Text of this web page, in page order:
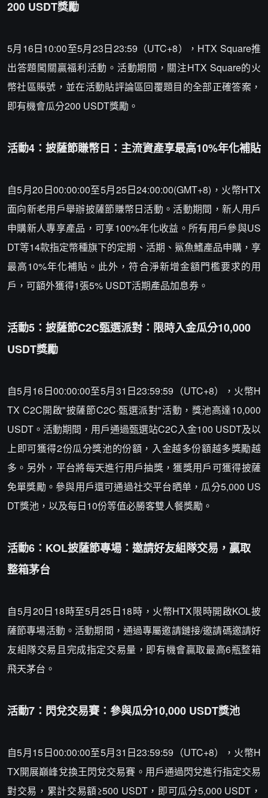
200 USDT獎勵
5月16日10:00至5月23日23:59（UTC+8），HTX Square推
出答題闖關贏福利活動。活動期間，關注HTX Square的火
幣社區賬號，並在活動貼評論區回覆題目的全部正確答案，
即有機會瓜分200 USDT獎勵。
活動4：披薩節賺幣日：主流資產享最高10%年化補貼
自5月20日00:00:00至5月25日24:00:00(GMT+8)，火幣HTX
面向新老用戶舉辦披薩節賺幣日活動。活動期間，新人用戶
申購新人專享產品，可享100%年化收益。所有用戶參與US
DT等14款指定幣種旗下的定期、活期、鯊魚鰭產品申購，享
最高10%年化補貼。此外，符合淨新增金額門檻要求的用
戶，可額外獲得1張5% USDT活期產品加息券。
活動5：披薩節C2C甄選派對：限時入金瓜分10,000
USDT獎勵
自5月16日00:00:00至5月31日23:59:59（UTC+8），火幣H
TX C2C開啟"披薩節C2C·甄選派對"活動，獎池高達10,000
USDT。活動期間，用戶通過甄選站C2C入金100 USDT及以
上即可獲得2份瓜分獎池的份額，入金越多份額越多獎勵越
多。另外，平台將每天進行用戶抽獎，獲獎用戶可獲得披薩
免單獎勵。參與用戶還可通過社交平台晒单，瓜分5,000 US
DT獎池，以及每日10份等值必勝客雙人餐獎勵。
活動6：KOL披薩節專場：邀請好友組隊交易，贏取
整箱茅台
自5月20日18時至5月25日18時，火幣HTX限時開啟KOL披
薩節專場活動。活動期間，通過專屬邀請鏈接/邀請碼邀請好
友組隊交易且完成指定交易量，即有機會贏取最高6瓶整箱
飛天茅台。
活動7：閃兌交易賽：參與瓜分10,000 USDT獎池
自5月15日00:00:00至5月31日23:59:59（UTC+8），火幣H
TX開展巔峰兌換王閃兌交易賽。用戶通過閃兌進行指定交易
對交易，累計交易額≥500 USDT，即可瓜分5,000 USDT，